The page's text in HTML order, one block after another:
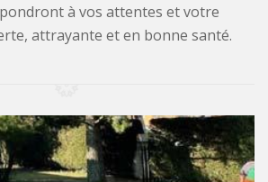
à vos attentes et votre
attrayante et en bonne santé.